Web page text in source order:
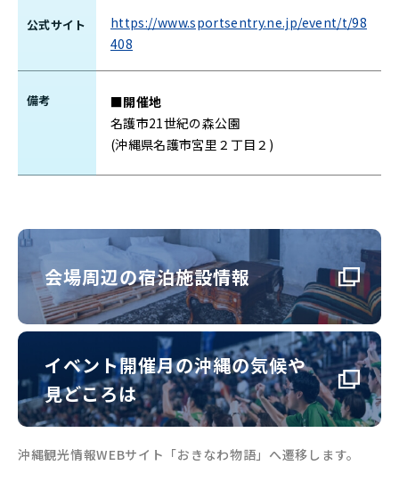
公式サイト
https://www.sportsentry.ne.jp/event/t/98
408
備考
■開催地
名護市21世紀の森公園
(沖縄県名護市宮里２丁目２)
会場周辺の宿泊施設情報
イベント開催月の沖縄の気候や
見どころは
沖縄観光情報WEBサイト「おきなわ物語」へ遷移します。